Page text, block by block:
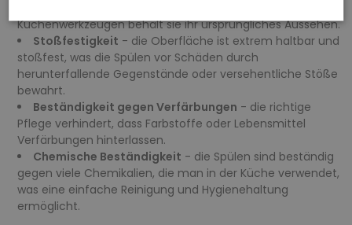
Küchenwerkzeugen behält sie ihr ursprüngliches Aussehen.
Stoßfestigkeit - die Oberfläche ist extrem haltbar und
stoßfest, was die Spülen vor Schäden durch
herunterfallende Gegenstände oder versehentliche Stöße
bewahrt.
Beständigkeit gegen Verfärbungen - die richtige
Pflege verhindert, dass Farbstoffe oder Lebensmittel
Verfärbungen hinterlassen.
Chemische Beständigkeit - die Spülen sind beständig
gegen viele Chemikalien, die man in der Küche verwendet,
was eine einfache Reinigung und Hygienehaltung
ermöglicht.